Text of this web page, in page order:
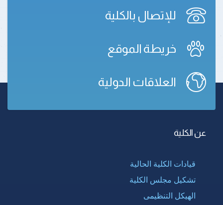
للإتصال بالكلية
خريطة الموقع
العلاقات الدولية
عن الكلية
قيادات الكلية الحالية
تشكيل مجلس الكلية
الهيكل التنظيمى